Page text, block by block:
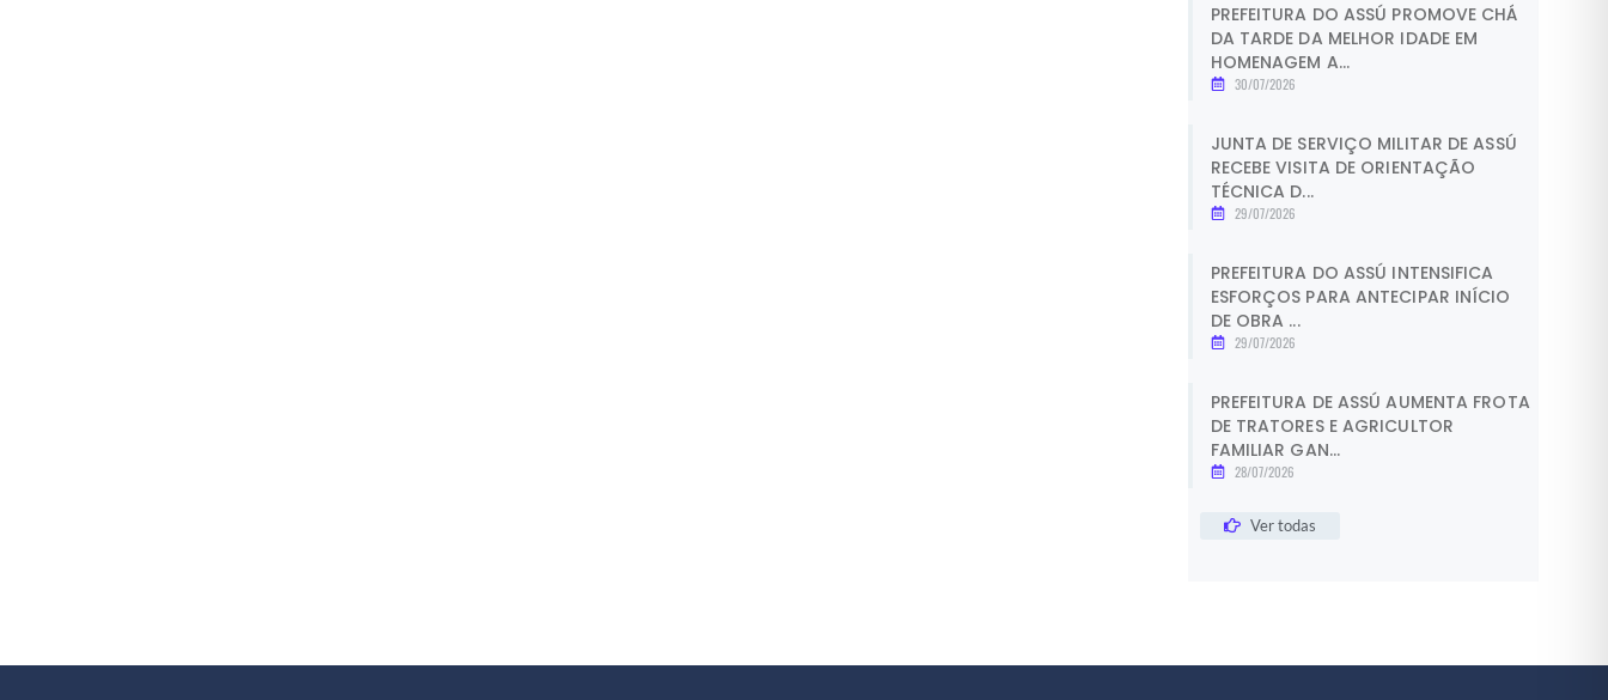
PREFEITURA DO ASSÚ PROMOVE CHÁ
DA TARDE DA MELHOR IDADE EM
HOMENAGEM A...
30/07/2026
JUNTA DE SERVIÇO MILITAR DE ASSÚ
RECEBE VISITA DE ORIENTAÇÃO
TÉCNICA D...
29/07/2026
PREFEITURA DO ASSÚ INTENSIFICA
ESFORÇOS PARA ANTECIPAR INÍCIO
DE OBRA ...
29/07/2026
PREFEITURA DE ASSÚ AUMENTA FROTA
DE TRATORES E AGRICULTOR
FAMILIAR GAN...
28/07/2026
Ver todas